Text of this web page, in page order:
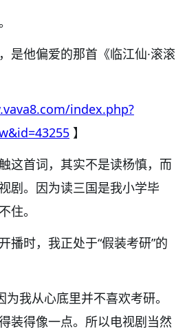
是他偏爱的那首《临江仙·滚滚
index.php?
】
这首词，其实不是读杨慎，而
剧。因为读三国是我小学毕
住。
播时，我正处于“假装考研”的
为我从心底里并不喜欢考研。
装得像一点。所以电视剧当然